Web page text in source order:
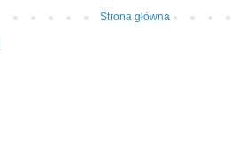
Strona główna